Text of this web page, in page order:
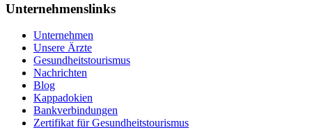
Unternehmenslinks
Unternehmen
Unsere Ärzte
Gesundheitstourismus
Nachrichten
Blog
Kappadokien
Bankverbindungen
Zertifikat für Gesundheitstourismus